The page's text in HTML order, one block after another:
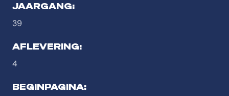
JAARGANG:
39
AFLEVERING:
4
BEGINPAGINA: